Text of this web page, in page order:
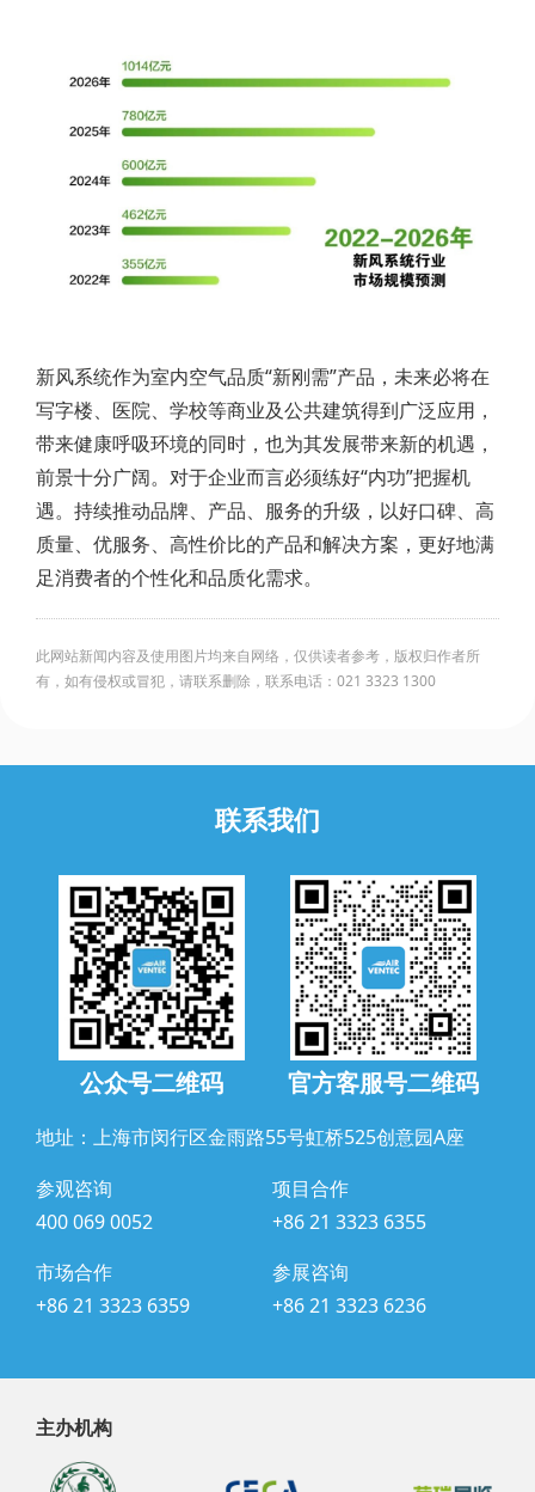
新风系统作为室内空气品质“新刚需”产品，未来必将在
写字楼、医院、学校等商业及公共建筑得到广泛应用，
带来健康呼吸环境的同时，也为其发展带来新的机遇，
前景十分广阔。对于企业而言必须练好“内功”把握机
遇。持续推动品牌、产品、服务的升级，以好口碑、高
质量、优服务、高性价比的产品和解决方案，更好地满
足消费者的个性化和品质化需求。
此网站新闻内容及使用图片均来自网络，仅供读者参考，版权归作者所
有，如有侵权或冒犯，请联系删除，联系电话：021 3323 1300
联系我们
公众号二维码 官方客服号二维码
地址：上海市闵行区金雨路55号虹桥525创意园A座
参观咨询
400 069 0052
项目合作
+86 21 3323 6355
市场合作
+86 21 3323 6359
参展咨询
+86 21 3323 6236
主办机构